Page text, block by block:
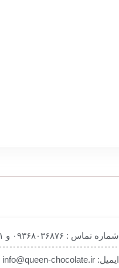
شماره تماس : ۰۹۳۶۸۰۳۶۸۷۶ و ۰۹۱۲۰۴۴۱۵۶۱
ایمیل: info@queen-chocolate.ir